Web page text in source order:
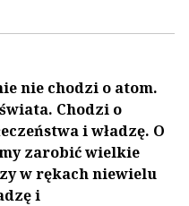
nie chodzi o atom.
Chodzi o
i władzę. O
zarobić wielkie
w rękach niewielu
i